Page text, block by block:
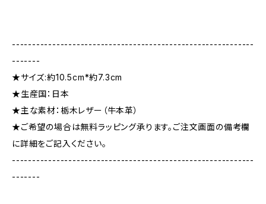
------------------------------------------------------------
-------
★サイズ:約10.5cm*約7.3cm
★生産国：日本
★主な素材：栃木レザー（牛本革）
★ご希望の場合は無料ラッピング承ります。ご注文画面の備考欄
に詳細をご記入ください。
------------------------------------------------------------
-------